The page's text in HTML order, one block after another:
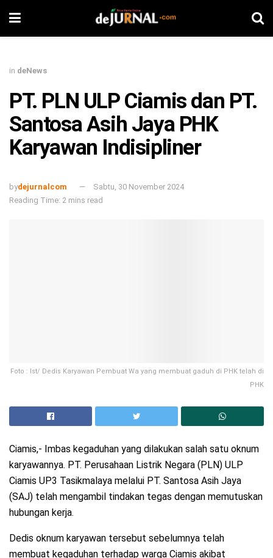
in deNews
PT. PLN ULP Ciamis dan PT.
Santosa Asih Jaya PHK
Karyawan Indisipliner
bydejurnalcom
Sabtu, 30 November 2024
Reading Time: 2 mins read
Foto : Ist/ Dedis Karyawan Pembuat Wa yang membuat gaduh di PHK telah di
PHK
Ciamis,- Imbas kegaduhan yang dilakukan salah satu oknum
karyawannya. PT. Perusahaan Listrik Negara (PLN) ULP
Ciamis UP3 Tasikmalaya melalui PT. Santosa Asih Jaya
(SAJ) telah mengambil tindakan tegas dengan memutuskan
hubungan kerja.
Dedis oknum karyawan tersebut sebelumnya telah
membuat kegaduhan terhadap warga Ciamis akibat